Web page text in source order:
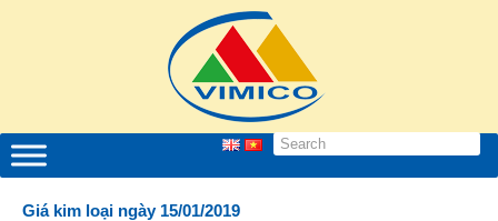
Giá kim loại ngày 15/01/2019